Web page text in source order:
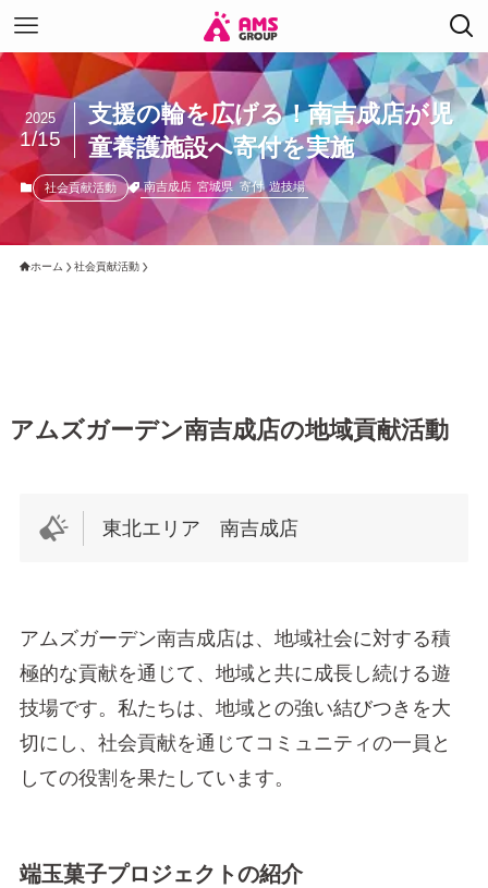
支援の輪を広げる！南吉成店が児
童養護施設へ寄付を実施
2025
1/15
社会貢献活動 南吉成店 宮城県 寄付 遊技場
ホーム 社会貢献活動
アムズガーデン南吉成店の地域貢献活動
東北エリア 南吉成店
アムズガーデン南吉成店は、地域社会に対する積
極的な貢献を通じて、地域と共に成長し続ける遊
技場です。私たちは、地域との強い結びつきを大
切にし、社会貢献を通じてコミュニティの一員と
しての役割を果たしています。
端玉菓子プロジェクトの紹介